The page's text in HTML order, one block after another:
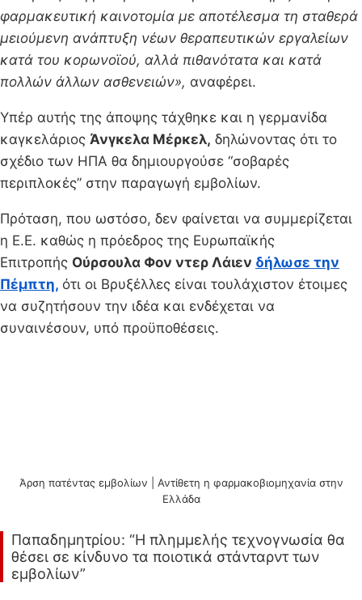
φαρμακευτική καινοτομία με αποτέλεσμα τη σταθερά
μειούμενη ανάπτυξη νέων θεραπευτικών εργαλείων
κατά του κορωνοϊού, αλλά πιθανότατα και κατά
πολλών άλλων ασθενειών», αναφέρει.
Υπέρ αυτής της άποψης τάχθηκε και η γερμανίδα
καγκελάριος Άνγκελα Μέρκελ, δηλώνοντας ότι το
σχέδιο των ΗΠΑ θα δημιουργούσε “σοβαρές
περιπλοκές” στην παραγωγή εμβολίων.
Πρόταση, που ωστόσο, δεν φαίνεται να συμμερίζεται
η Ε.Ε. καθώς η πρόεδρος της Ευρωπαϊκής
Επιτροπής Ούρσουλα Φον ντερ Λάιεν δήλωσε την
Πέμπτη, ότι οι Βρυξέλλες είναι τουλάχιστον έτοιμες
να συζητήσουν την ιδέα και ενδέχεται να
συναινέσουν, υπό προϋποθέσεις.
Άρση πατέντας εμβολίων | Αντίθετη η φαρμακοβιομηχανία στην
Ελλάδα
Παπαδημητρίου: “Η πλημμελής τεχνογνωσία θα
θέσει σε κίνδυνο τα ποιοτικά στάνταρντ των
εμβολίων”